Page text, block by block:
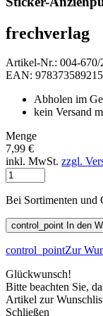
frechverlag
Artikel-Nr.: 004-670/
EAN:
Abholen im
kein Versand
Menge
7,99 €
inkl. MwSt. zzgl.
Bei Sortimenten und
control_point In den
control_pointZur
Glückwunsch!
Bitte beachten Sie,
Artikel zur
Schließen